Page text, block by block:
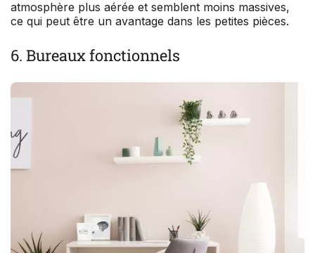
atmosphère plus aérée et semblent moins massives,
ce qui peut être un avantage dans les petites pièces.
6. Bureaux fonctionnels